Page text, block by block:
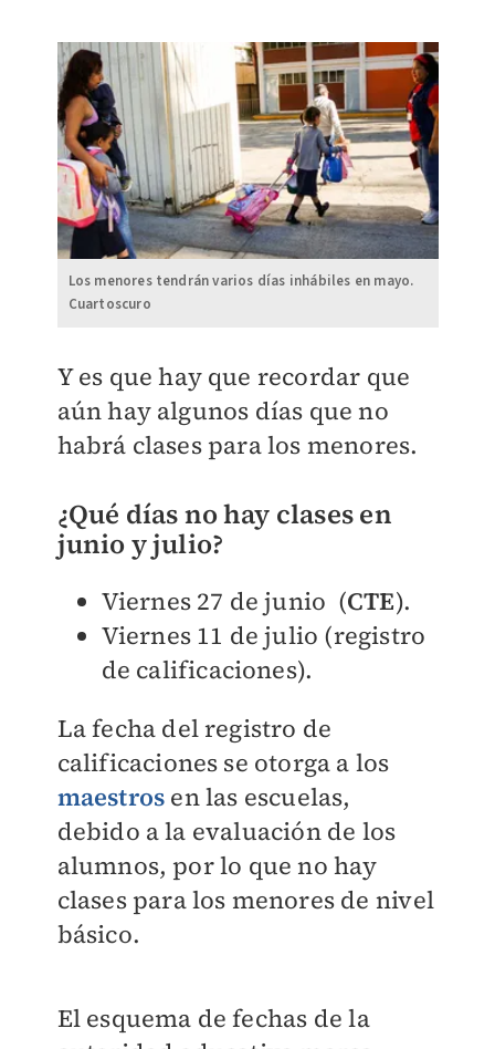
Los menores tendrán varios días inhábiles en mayo.
Cuartoscuro
Y es que hay que recordar que
aún hay algunos días que no
habrá clases para los menores.
¿Qué días no hay clases en
junio y julio?
Viernes 27 de junio (CTE).
Viernes 11 de julio (registro
de calificaciones).
La fecha del registro de
calificaciones se otorga a los
maestros en las escuelas,
debido a la evaluación de los
alumnos, por lo que no hay
clases para los menores de nivel
básico.
El esquema de fechas de la